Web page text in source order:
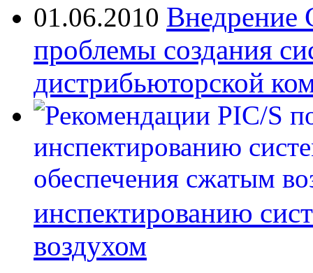
01.06.2010 Внедрение
проблемы создания
дистрибьюторской
инспектированию
воздухом